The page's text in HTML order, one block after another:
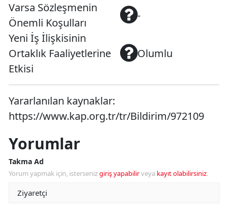
Varsa Sözleşmenin
Önemli Koşulları
-
Yeni İş İlişkisinin
Ortaklık Faaliyetlerine
Etkisi
Olumlu
Yararlanılan kaynaklar:
https://www.kap.org.tr/tr/Bildirim/972109
Yorumlar
Takma Ad
Yorum yapmak için, istersenizgiriş yapabilirveya kayıt olabilirsiniz.